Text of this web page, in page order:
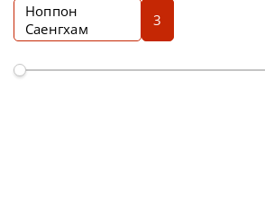
Ноппон
Саенгхам
3